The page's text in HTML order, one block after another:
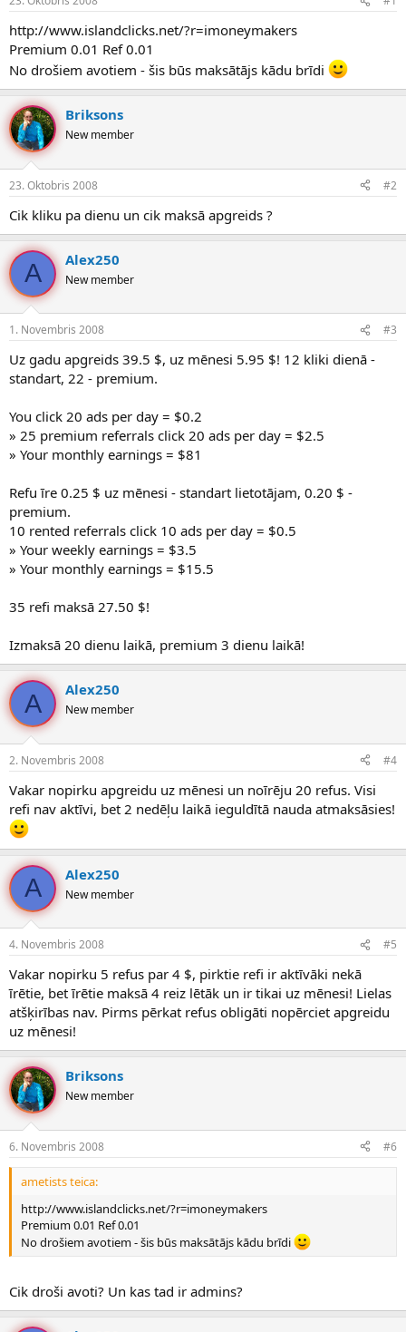
n
a
u
z
s
ā
c
ē
j
s
a
u
m
s
http://www.islandclicks.net/?r=imoneymakers
Premium 0.01 Ref 0.01
No drošiem avotiem - šis būs maksātājs kādu brīdi
Briksons
New member
23. Oktobris 2008 #2
Cik kliku pa dienu un cik maksā apgreids ?
A Alex250
New member
1. Novembris 2008 #3
Uz gadu apgreids 39.5 $, uz mēnesi 5.95 $! 12 kliki dienā -
standart, 22 - premium.
You click 20 ads per day = $0.2
» 25 premium referrals click 20 ads per day = $2.5
» Your monthly earnings = $81
Refu īre 0.25 $ uz mēnesi - standart lietotājam, 0.20 $ -
premium.
10 rented referrals click 10 ads per day = $0.5
» Your weekly earnings = $3.5
» Your monthly earnings = $15.5
35 refi maksā 27.50 $!
Izmaksā 20 dienu laikā, premium 3 dienu laikā!
A Alex250
New member
2. Novembris 2008 #4
Vakar nopirku apgreidu uz mēnesi un noīrēju 20 refus. Visi
refi nav aktīvi, bet 2 nedēļu laikā ieguldītā nauda atmaksāsies!
A Alex250
New member
4. Novembris 2008 #5
Vakar nopirku 5 refus par 4 $, pirktie refi ir aktīvāki nekā
īrētie, bet īrētie maksā 4 reiz lētāk un ir tikai uz mēnesi! Lielas
atšķirības nav. Pirms pērkat refus obligāti nopērciet apgreidu
uz mēnesi!
Briksons
New member
6. Novembris 2008 #6
ametists teica:
http://www.islandclicks.net/?r=imoneymakers
Premium 0.01 Ref 0.01
No drošiem avotiem - šis būs maksātājs kādu brīdi
Cik droši avoti? Un kas tad ir admins?